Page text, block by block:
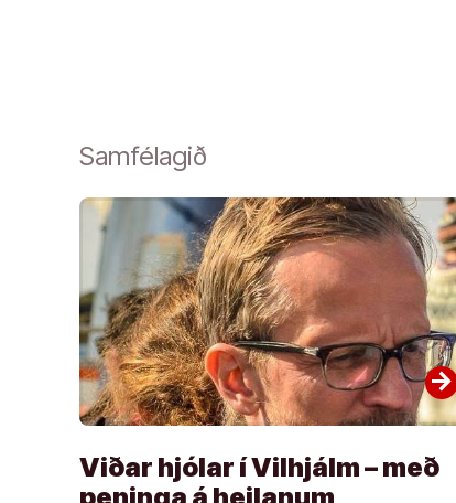
Samfélagið
arrow_forward
Viðar hjólar í Vilhjálm – með